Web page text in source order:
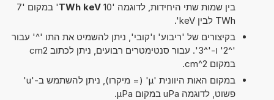
בין שמות שתי היחידות, לדוגמה '10
TWh keV
' במקום '7
TWh לבין keV'.
בקיצורים של 'ריבוע' ו'קובי', ניתן להשמיט את התו '^' עבור
'^2' ו-'^3'. עבור סנטימטרים רבועים, ניתן לכתוב cm2
במקום cm^2.
במקום האות היוונית 'µ' (= מיקרו), ניתן להשתמש ב-'u'
פשוט, לדוגמה uPa במקום µPa.